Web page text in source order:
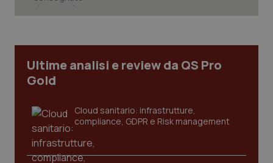
Ultime analisi e review da QS Pro
Gold
Cloud sanitario: infrastrutture,
compliance, GDPR e Risk management
Necessari Statistici Marketing
sito web abilitandone funzionalità di base quali la
protette del sito. Il sito web non è in grado di
funzionare correttamente senza questi cookie.
VISITOR_PRIVACY_METADATA
YouTube
.youtube.com